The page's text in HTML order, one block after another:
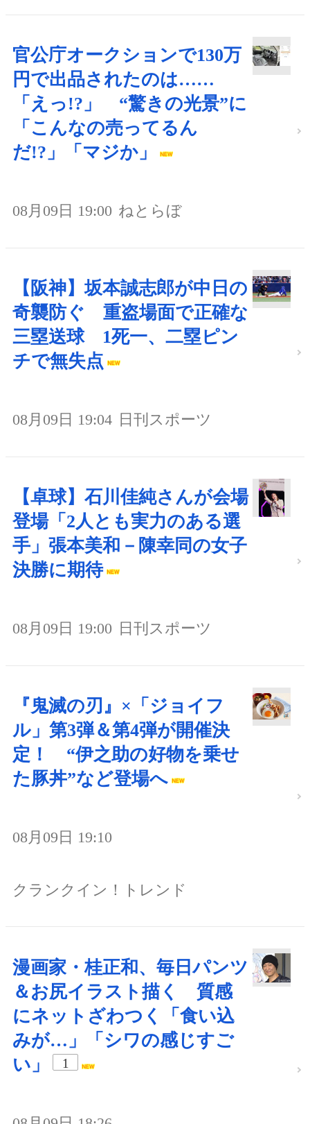
官公庁オークションで130万
円で出品されたのは……
「えっ!?」 “驚きの光景”に
「こんなの売ってるん
だ!?」「マジか」
08月09日 19:00 ねとらぼ
【阪神】坂本誠志郎が中日の
奇襲防ぐ 重盗場面で正確な
三塁送球 1死一、二塁ピン
チで無失点
08月09日 19:04 日刊スポーツ
【卓球】石川佳純さんが会場
登場「2人とも実力のある選
手」張本美和－陳幸同の女子
決勝に期待
08月09日 19:00 日刊スポーツ
『鬼滅の刃』×「ジョイフ
ル」第3弾＆第4弾が開催決
定！ “伊之助の好物を乗せ
た豚丼”など登場へ
08月09日 19:10
クランクイン！トレンド
漫画家・桂正和、毎日パンツ
＆お尻イラスト描く 質感
にネットざわつく「食い込
みが…」「シワの感じすご
い」
1